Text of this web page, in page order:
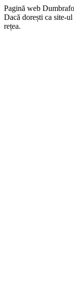
Pagină web
Dacă dorești ca site-
rețea.